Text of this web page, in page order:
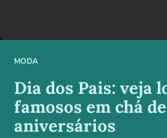
MODA
Dia dos Pais: veja
famosos em chá
aniversários